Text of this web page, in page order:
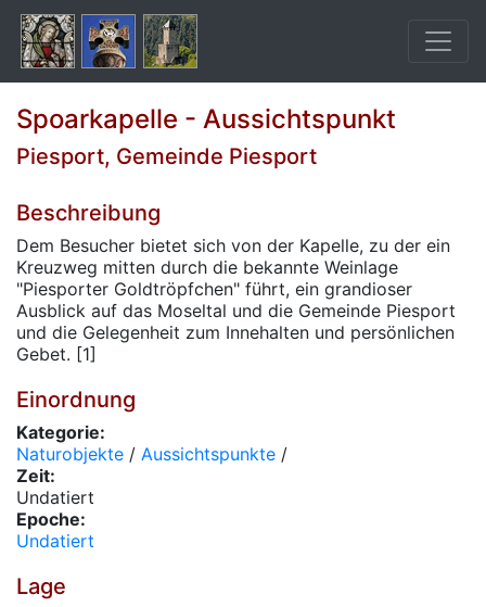
Spoarkapelle - Aussichtspunkt
Piesport, Gemeinde Piesport
Beschreibung
Dem Besucher bietet sich von der Kapelle, zu der ein
Kreuzweg mitten durch die bekannte Weinlage
"Piesporter Goldtröpfchen" führt, ein grandioser
Ausblick auf das Moseltal und die Gemeinde Piesport
und die Gelegenheit zum Innehalten und persönlichen
Gebet. [1]
Einordnung
Kategorie:
Naturobjekte / Aussichtspunkte /
Zeit:
Undatiert
Epoche:
Undatiert
Lage